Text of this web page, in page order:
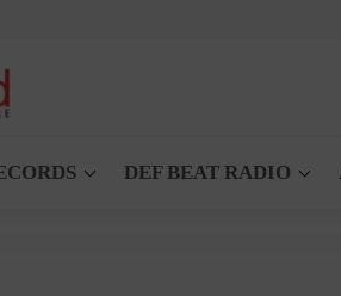
DEF BEAT RADIO